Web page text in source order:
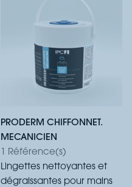
PRODERM CHIFFONNET.
MECANICIEN
1 Référence(s)
Lingettes nettoyantes et
dégraissantes pour mains